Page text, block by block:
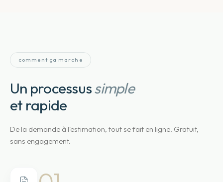
comment ça marche
Un processussimple
et rapide
De la demande à l'estimation, tout se fait en ligne. Gratuit,
sans engagement.